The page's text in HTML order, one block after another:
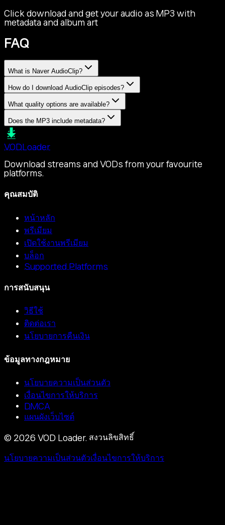
Click download and get your audio as MP3 with
metadata and album art
FAQ
What is Naver AudioClip?
How do I download AudioClip episodes?
What quality options are available?
Does the MP3 include metadata?
VODLoader
Download streams and VODs from your favourite
platforms.
คุณสมบัติ
หน้าหลัก
พรีเมียม
เปิดใช้งานพรีเมียม
บล็อก
Supported Platforms
การสนับสนุน
วิธีใช้
ติดต่อเรา
นโยบายการคืนเงิน
ข้อมูลทางกฎหมาย
นโยบายความเป็นส่วนตัว
เงื่อนไขการให้บริการ
DMCA
แผนผังเว็บไซต์
© 2026 VOD Loader. สงวนลิขสิทธิ์
นโยบายความเป็นส่วนตัวเงื่อนไขการให้บริการ